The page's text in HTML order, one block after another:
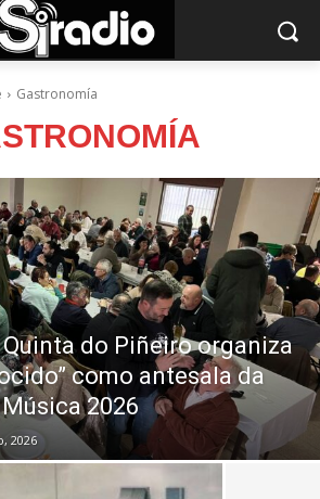
Gastronomía
do Piñeiro organiza
como antesala da
2026
2026